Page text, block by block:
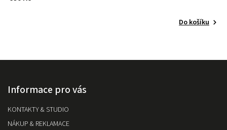
Do košíku
Informace pro vás
KONTAKTY & STUDIO
NÁKUP & REKLAMACE